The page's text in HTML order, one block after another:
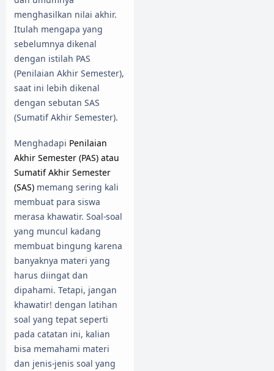
menghasilkan nilai akhir.
Itulah mengapa yang
sebelumnya dikenal
dengan istilah PAS
(Penilaian Akhir Semester),
saat ini lebih dikenal
dengan sebutan SAS
(Sumatif Akhir Semester).
Menghadapi Penilaian
Akhir Semester (PAS) atau
Sumatif Akhir Semester
(SAS) memang sering kali
membuat para siswa
merasa khawatir. Soal-soal
yang muncul kadang
membuat bingung karena
banyaknya materi yang
harus diingat dan
dipahami. Tetapi, jangan
khawatir! dengan latihan
soal yang tepat seperti
pada catatan ini, kalian
bisa memahami materi
dan jenis-jenis soal yang